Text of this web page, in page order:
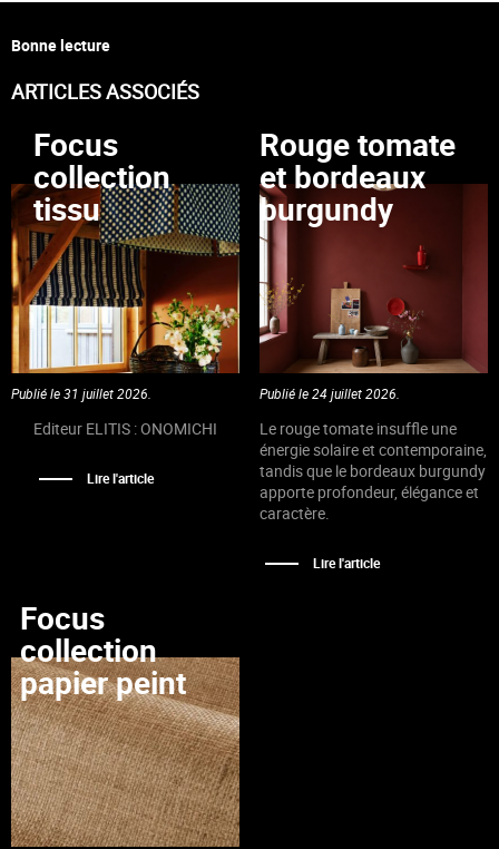
Bonne lecture
ARTICLES ASSOCIÉS
Publié le 31 juillet 2026.
Focus
collection
tissu
Editeur ELITIS : ONOMICHI
Lire l'article
Publié le 24 juillet 2026.
Rouge tomate
et bordeaux
burgundy
Le rouge tomate insuffle une
énergie solaire et contemporaine,
tandis que le bordeaux burgundy
apporte profondeur, élégance et
caractère.
Lire l'article
Focus
collection
papier peint